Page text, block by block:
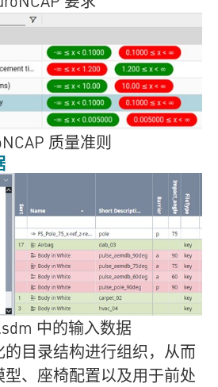
质量准则
中的输入数据
目录结构进行组织，从而
、座椅配置以及用于前处